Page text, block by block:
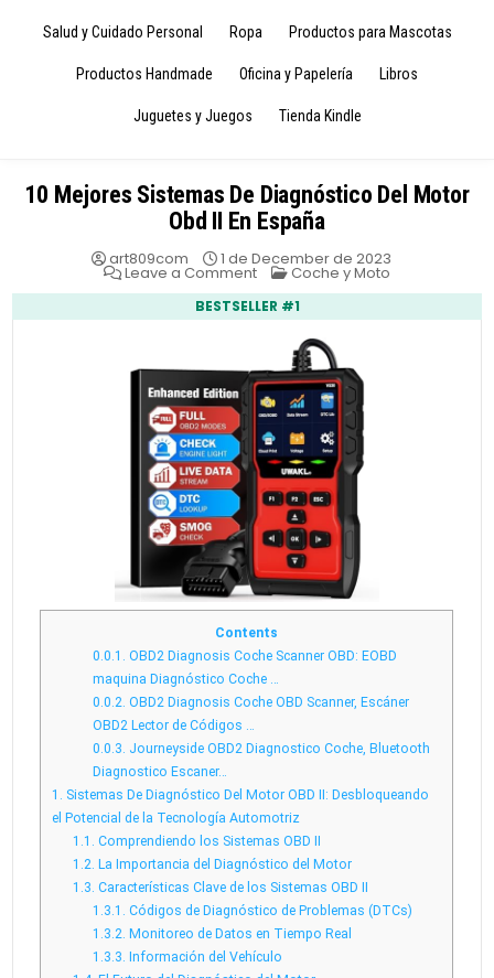
Salud y Cuidado Personal Ropa Productos para Mascotas
Productos Handmade Oficina y Papelería Libros
Juguetes y Juegos Tienda Kindle
10 Mejores Sistemas De Diagnóstico Del Motor
Obd II En España
art809com 1 de December de 2023
Leave a Commenton
Mejores
Sistemas
Diagnóstico
Motor
Obd
II
En
España
Posted
Coche y Moto
BESTSELLER #1
Contents
0.0.1. OBD2 Diagnosis Coche Scanner OBD: EOBD
maquina Diagnóstico Coche …
0.0.2. OBD2 Diagnosis Coche OBD Scanner, Escáner
OBD2 Lector de Códigos …
0.0.3. Journeyside OBD2 Diagnostico Coche, Bluetooth
Diagnostico Escaner…
1. Sistemas De Diagnóstico Del Motor OBD II: Desbloqueando
el Potencial de la Tecnología Automotriz
1.1. Comprendiendo los Sistemas OBD II
1.2. La Importancia del Diagnóstico del Motor
1.3. Características Clave de los Sistemas OBD II
1.3.1. Códigos de Diagnóstico de Problemas (DTCs)
1.3.2. Monitoreo de Datos en Tiempo Real
1.3.3. Información del Vehículo